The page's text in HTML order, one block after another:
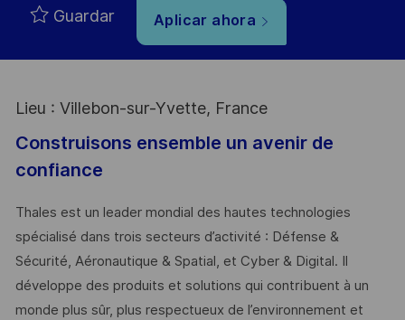
Guardar Aplicar ahora
Lieu : Villebon-sur-Yvette, France
Construisons ensemble un avenir de
confiance
Thales est un leader mondial des hautes technologies
spécialisé dans trois secteurs d’activité : Défense &
Sécurité, Aéronautique & Spatial, et Cyber & Digital. Il
développe des produits et solutions qui contribuent à un
monde plus sûr, plus respectueux de l’environnement et